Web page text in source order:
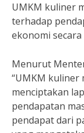
UMKM kuliner
terhadap
ekonomi
Menurut
“UMKM kuliner
menciptakan
pendapatan
pendapat dari